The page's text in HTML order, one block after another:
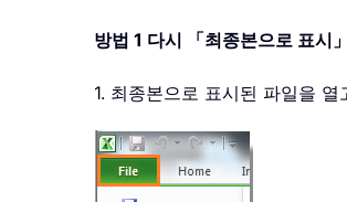
방법 1 다시 「최종본으로 표시
1. 최종본으로 표시된 파일을